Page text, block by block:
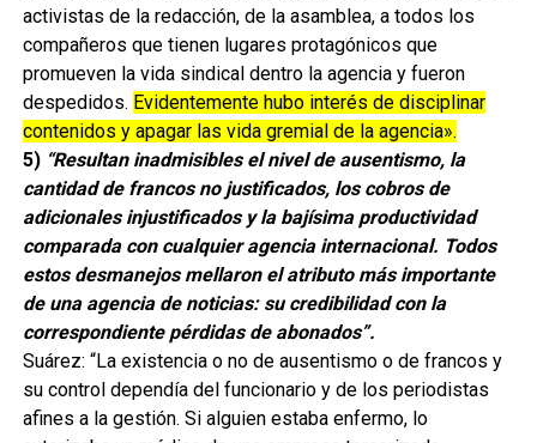
activistas de la redacción, de la asamblea, a todos los
compañeros que tienen lugares protagónicos que
promueven la vida sindical dentro la agencia y fueron
despedidos. Evidentemente hubo interés de disciplinar
contenidos y apagar las vida gremial de la agencia».
5) “Resultan inadmisibles el nivel de ausentismo, la
cantidad de francos no justificados, los cobros de
adicionales injustificados y la bajísima productividad
comparada con cualquier agencia internacional. Todos
estos desmanejos mellaron el atributo más importante
de una agencia de noticias: su credibilidad con la
correspondiente pérdidas de abonados”.
Suárez: “La existencia o no de ausentismo o de francos y
su control dependía del funcionario y de los periodistas
afines a la gestión. Si alguien estaba enfermo, lo